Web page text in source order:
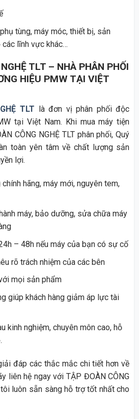
tùng, máy móc, thiết bị, sản
lĩnh vực khác…
TLT – NHÀ PHÂN PHỐI
HIỆU PMW TẠI VIỆT
TLT là đơn vị phân phối độc
tại Việt Nam. Khi mua máy tiện
CÔNG NGHỆ TLT phân phối, Quý
toàn yên tâm về chất lượng sản
lợi.
hãng, máy mới, nguyên tem,
máy, bảo dưỡng, sửa chữa máy
– 48h nếu máy của bạn có sự cố
rõ trách nhiệm của các bên
mọi sản phẩm
giúp khách hàng giảm áp lực tài
kinh nghiệm, chuyên môn cao, hỗ
đáp các thắc mắc chi tiết hơn về
liên hệ ngay với TẬP ĐOÀN CÔNG
tôi luôn sẵn sàng hỗ trợ tốt nhất cho